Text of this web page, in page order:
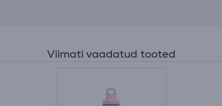
Viimati vaadatud tooted